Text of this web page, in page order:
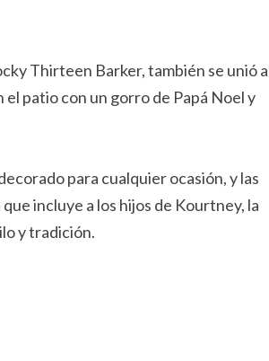
Thirteen Barker, también se unió a
patio con un gorro de Papá Noel y
para cualquier ocasión, y las
incluye a los hijos de Kourtney, la
y tradición.